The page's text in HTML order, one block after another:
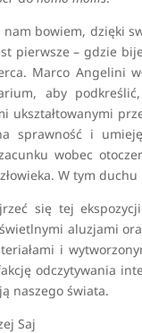
nam bowiem, dzięki
pierwsze – gdzie
Marco Angelini
aby
ukształtowanymi
sprawność i
wobec
W tym
się tej
aluzjami
i
odczytywania
naszego świata.
Saj